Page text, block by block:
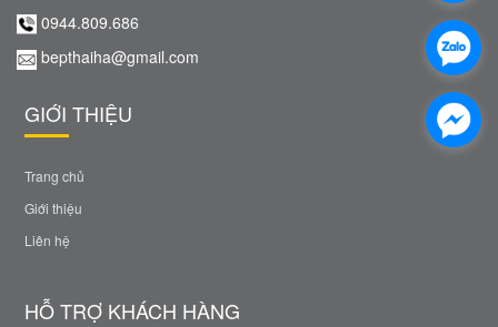
0944.809.686
bepthaiha@gmail.com
GIỚI THIỆU
Trang chủ
Giới thiệu
Liên hệ
HỖ TRỢ KHÁCH HÀNG